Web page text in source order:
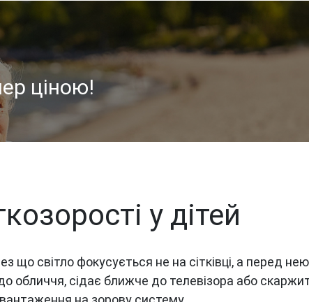
ціною!
у дітей
що світло фокусується не на сітківці, а перед
сідає ближче до телевізора або